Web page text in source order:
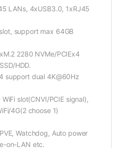
LANs, 4xUSB3.0, 1xRJ45
support max 64GB
2280 NVMe/PCIEx4
HDD.
support dual 4K@60Hz
slot(CNVI/PCIE signal),
4G(2 choose 1)
Watchdog, Auto power
on-LAN etc.